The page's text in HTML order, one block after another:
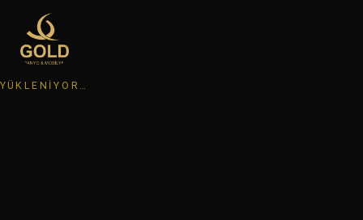
YÜKLENIYOR…